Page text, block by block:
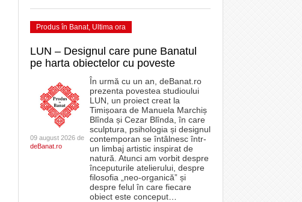
Produs în Banat, Ultima ora
LUN – Designul care pune Banatul
pe harta obiectelor cu poveste
09 august 2026 de
deBanat.ro
În urmă cu un an, deBanat.ro
prezenta povestea studioului
LUN, un proiect creat la
Timișoara de Manuela Marchiș
Blînda și Cezar Blînda, în care
sculptura, psihologia și designul
contemporan se întâlnesc într-
un limbaj artistic inspirat de
natură. Atunci am vorbit despre
începuturile atelierului, despre
filosofia „neo-organică” și
despre felul în care fiecare
obiect este conceput